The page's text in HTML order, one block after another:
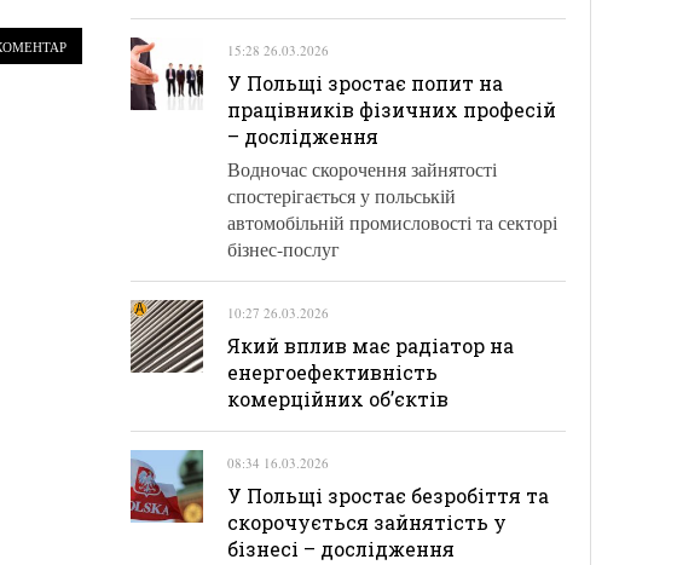
15:28 26.03.2026
У Польщі зростає попит на
працівників фізичних професій
– дослідження
Водночас скорочення зайнятості
спостерігається у польській
автомобільній промисловості та секторі
бізнес-послуг
10:27 26.03.2026
Який вплив має радіатор на
енергоефективність
комерційних об’єктів
08:34 16.03.2026
У Польщі зростає безробіття та
скорочується зайнятість у
бізнесі – дослідження